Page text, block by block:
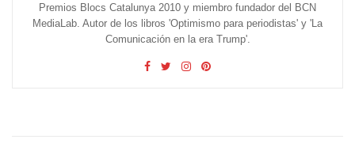
Premios Blocs Catalunya 2010 y miembro fundador del BCN
MediaLab. Autor de los libros 'Optimismo para periodistas' y 'La
Comunicación en la era Trump'.